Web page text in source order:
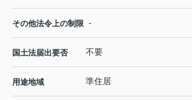
その他法令上の制限 -
国土法届出要否 不要
用途地域 準住居